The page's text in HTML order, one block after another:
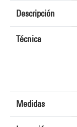
Descripción
Técnica
Medidas